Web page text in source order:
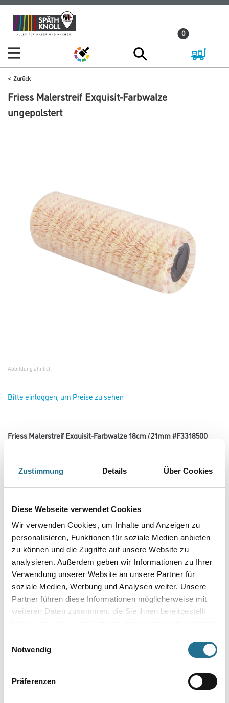
Zustimmung Details Über Cookies
Diese Webseite verwendet Cookies
Wir verwenden Cookies, um Inhalte und Anzeigen zu
personalisieren, Funktionen für soziale Medien anbieten
zu können und die Zugriffe auf unsere Website zu
analysieren. Außerdem geben wir Informationen zu Ihrer
Verwendung unserer Website an unsere Partner für
soziale Medien, Werbung und Analysen weiter. Unsere
Partner führen diese Informationen möglicherweise mit
weiteren Daten zusammen, die Sie ihnen bereitgestellt
Notwendig
Präferenzen
Zum
Inhalt
Zum
Navigationsmenü
0
Zurück
Friess Malerstreif Exquisit-Farbwalze
ungepolstert
Abbildung ähnlich
Bitte einloggen, um Preise zu sehen
Friess Malerstreif Exquisit-Farbwalze 18cm / 21mm #F3318500
Für füllende, dickschichtige hoch deckende Dispersionsfarben, Außen und
Innen auf glatten, leicht strukturierten Untergründen.
Durchmesser in millimeter
Umrechnungsfaktoren